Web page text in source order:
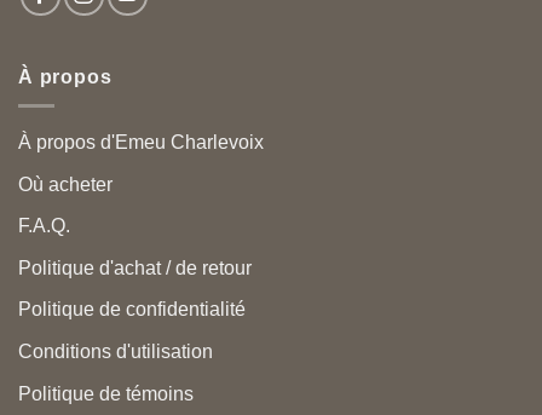
À propos
À propos d'Emeu Charlevoix
Où acheter
F.A.Q.
Politique d'achat / de retour
Politique de confidentialité
Conditions d'utilisation
Politique de témoins